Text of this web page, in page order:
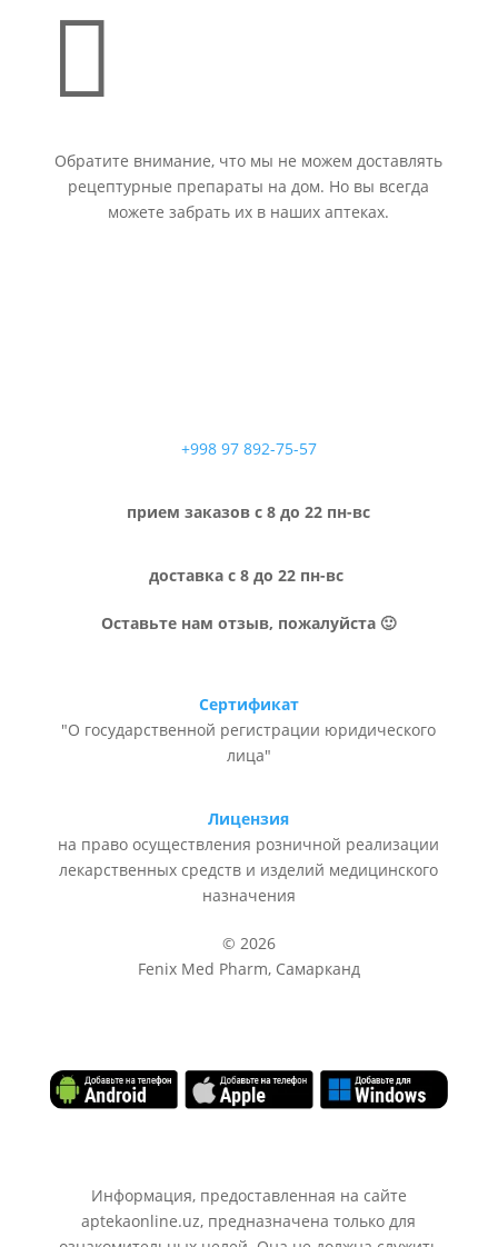

Обратите внимание, что мы не можем доставлять
рецептурные препараты на дом. Но вы всегда
можете забрать их в наших аптеках.
+998 97 892-75-57
прием заказов с 8 до 22 пн-вс
доставка с 8 до 22 пн-вс
Оставьте нам отзыв, пожалуйста 🙂
Сертификат
"О государственной регистрации юридического
лица"
Лицензия
на право осуществления розничной реализации
лекарственных средств и изделий медицинского
назначения
© 2026
Fenix Med Pharm, Самарканд
Информация, предоставленная на сайте
aptekaonline.uz, предназначена только для